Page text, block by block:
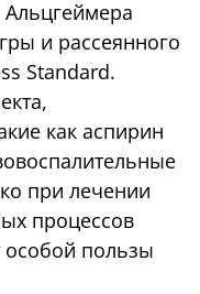
и рассеянного
Standard.
как аспирин
при лечении
процессов
особой пользы